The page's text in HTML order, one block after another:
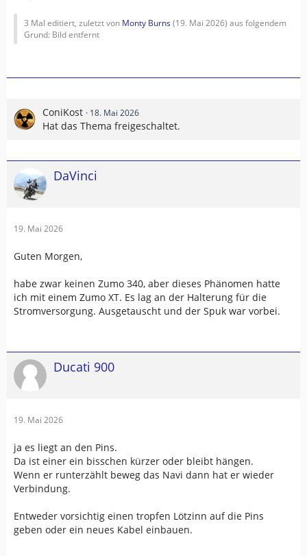
3 Mal editiert, zuletzt von Monty Burns(19. Mai 2026) aus folgendem
Grund: Bild entfernt
ConiKost 18. Mai 2026
Hat das Thema freigeschaltet.
DaVinci
19. Mai 2026
Guten Morgen,
habe zwar keinen Zumo 340, aber dieses Phänomen hatte
ich mit einem Zumo XT. Es lag an der Halterung für die
Stromversorgung. Ausgetauscht und der Spuk war vorbei.
Ducati 900
19. Mai 2026
ja es liegt an den Pins.
Da ist einer ein bisschen kürzer oder bleibt hängen.
Wenn er runterzählt beweg das Navi dann hat er wieder
Verbindung.
Entweder vorsichtig einen tropfen Lötzinn auf die Pins
geben oder ein neues Kabel einbauen.